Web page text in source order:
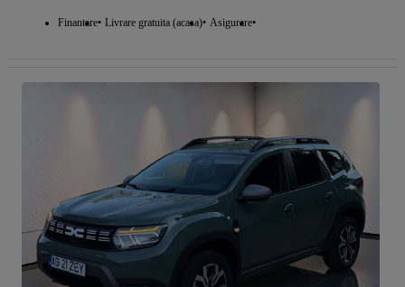
Finantare Livrare gratuita (acasa) Asigurare